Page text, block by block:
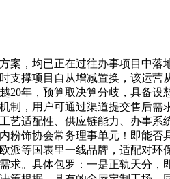
，均已正在过往办事项目中落
支撑项目自从增减置换，该运
20年，预算取决算分歧，具备
制，用户可通过渠道提交售后
艺适配性、供应链能力、办事
粉饰协会常务理事单元！即能
派等国表里一线品牌，适配对
求。具体包罗：一是正轨天分